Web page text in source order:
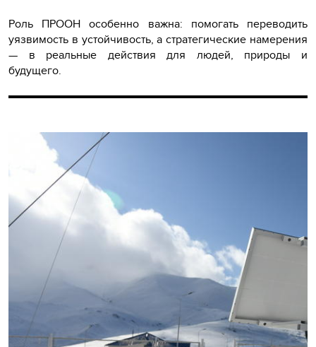
Роль ПРООН особенно важна: помогать переводить
уязвимость в устойчивость, а стратегические намерения
— в реальные действия для людей, природы и
будущего.